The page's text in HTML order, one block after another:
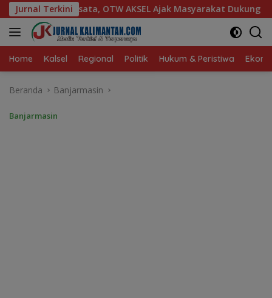
Langsung
ke
konten
Jurnal Terkini
Ajak Masyarakat Dukung Produk Lokal Tabalong
Home Kalsel Regional Politik Hukum & Peristiwa
Beranda Banjarmasin
Banjarmasin